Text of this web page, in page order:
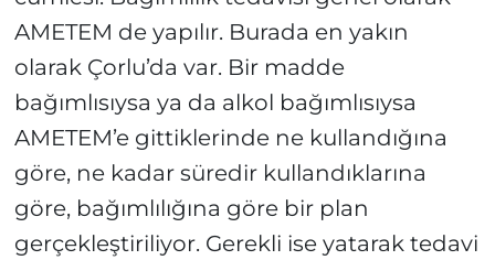
AMETEM de yapılır. Burada en yakın
olarak Çorlu’da var. Bir madde
bağımlısıysa ya da alkol bağımlısıysa
AMETEM’e gittiklerinde ne kullandığına
göre, ne kadar süredir kullandıklarına
göre, bağımlılığına göre bir plan
gerçekleştiriliyor. Gerekli ise yatarak tedavi